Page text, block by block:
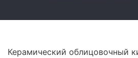
Керамический облицовочный